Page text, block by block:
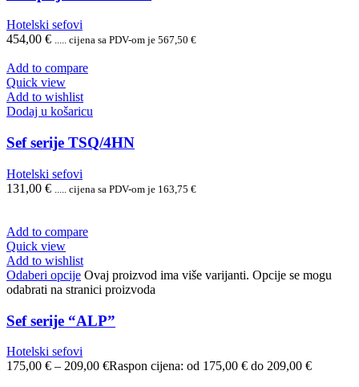
Hotelski sefovi
454,00 € ..... cijena sa PDV-om je 567,50 €
Add to compare
Quick view
Add to wishlist
Dodaj u košaricu
Sef serije TSQ/4HN
Hotelski sefovi
131,00 € ..... cijena sa PDV-om je 163,75 €
Add to compare
Quick view
Add to wishlist
Odaberi opcije Ovaj proizvod ima više varijanti. Opcije se mogu
odabrati na stranici proizvoda
Sef serije “ALP”
Hotelski sefovi
175,00 € – 209,00 €Raspon cijena: od 175,00 € do 209,00 €